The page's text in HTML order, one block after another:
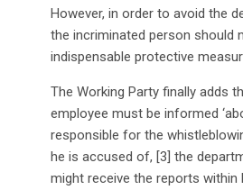
However, in order to avoid the
the incriminated person should
indispensable protective
The Working Party finally adds
employee must be informed
responsible for the
he is accused of, [3] the
might receive the reports within